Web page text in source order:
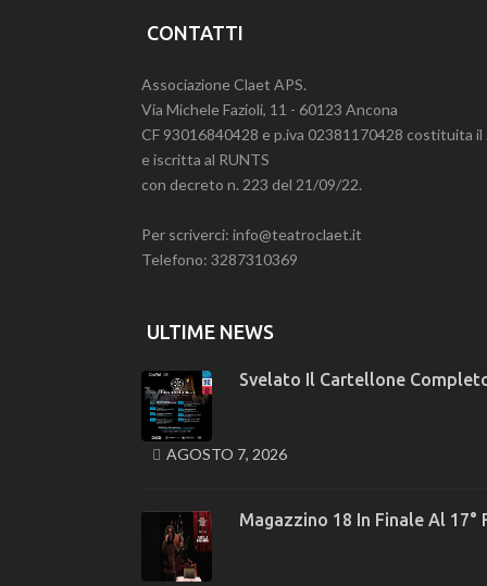
CONTATTI
Associazione Claet APS.
Via Michele Fazioli, 11 - 60123 Ancona
CF 93016840428 e p.iva 02381170428 costituita
e iscritta al RUNTS
con decreto n. 223 del 21/09/22.
Per scriverci: info@teatroclaet.it
Telefono: 3287310369
ULTIME NEWS
Svelato Il Cartellone
AGOSTO 7, 2026
Magazzino 18 In Finale Al